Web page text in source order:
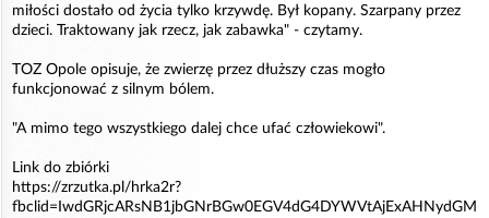
miłości dostało od życia tylko krzywdę. Był kopany. Szarpany przez
dzieci. Traktowany jak rzecz, jak zabawka" - czytamy.
TOZ Opole opisuje, że zwierzę przez dłuższy czas mogło
funkcjonować z silnym bólem.
"A mimo tego wszystkiego dalej chce ufać człowiekowi".
Link do zbiórki
https://zrzutka.pl/hrka2r?
fbclid=IwdGRjcARsNB1jbGNrBGw0EGV4dG4DYWVtAjExAHNydGM